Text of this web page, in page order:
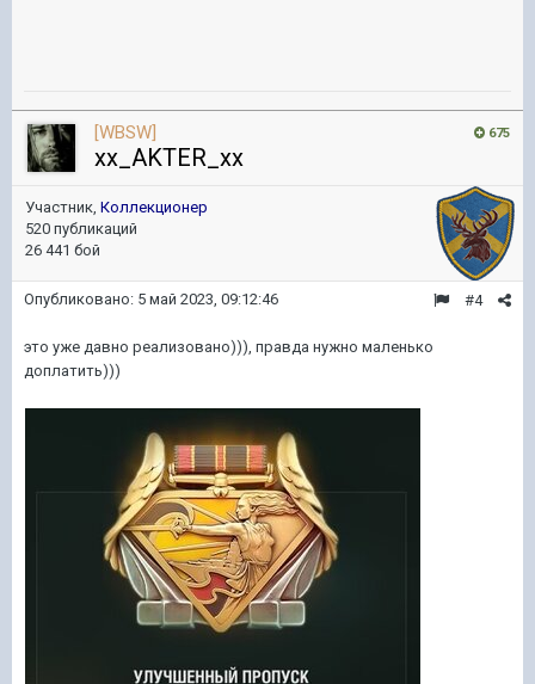
675
[WBSW]
xx_AKTER_xx
Участник, Коллекционер
520 публикаций
26 441 бой
#4
Опубликовано: 5 май 2023, 09:12:46
это уже давно реализовано))), правда нужно маленько
доплатить)))